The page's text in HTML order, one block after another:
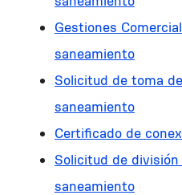
Gestiones
saneamiento
Solicitud de toma
saneamiento
Certificado de
Solicitud de
saneamiento